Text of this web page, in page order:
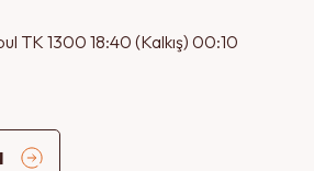
TK 1300 18:40 (Kalkış) 00:10